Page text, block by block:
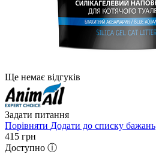
Ще немає відгуків
Задати питання
Порівняти Додати до списку бажань
415 грн
Доступно ⓘ